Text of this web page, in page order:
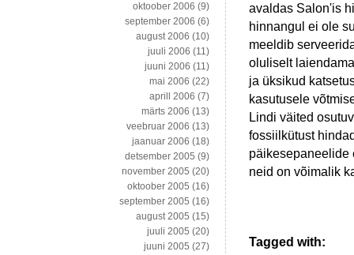
avaldas Salon'is
hinnangul ei ole
meeldib
oluliselt
ja üksikud
kasutusele
Lindi väited
fossiilkütust
päikesepaneelide
neid on võimalik
Tagged with:
oktoober 2006 (9)
september 2006 (6)
august 2006 (10)
juuli 2006 (11)
juuni 2006 (11)
mai 2006 (22)
aprill 2006 (7)
märts 2006 (13)
veebruar 2006 (13)
jaanuar 2006 (18)
detsember 2005 (9)
november 2005 (20)
oktoober 2005 (16)
september 2005 (16)
august 2005 (15)
juuli 2005 (20)
juuni 2005 (27)